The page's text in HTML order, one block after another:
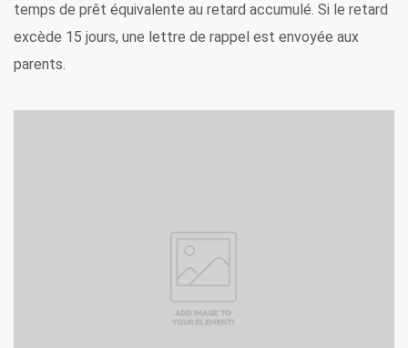
temps de prêt équivalente au retard accumulé. Si le retard
excède 15 jours, une lettre de rappel est envoyée aux
parents.